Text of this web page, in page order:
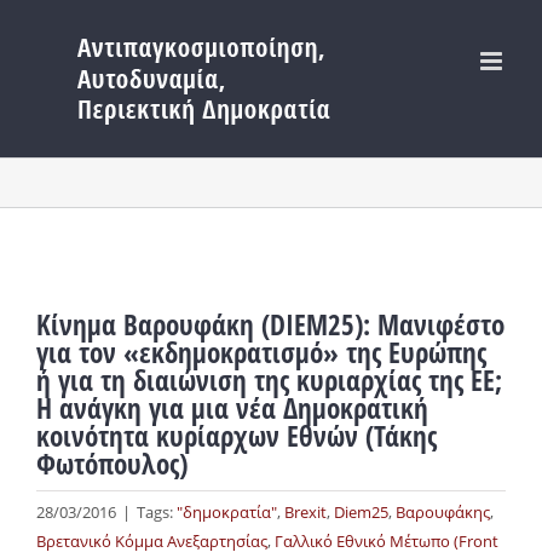
περιεχόμενο
Κίνημα Βαρουφάκη (DIEM25): Μανιφέστο
για τον «εκδημοκρατισμό» της Ευρώπης
ή για τη διαιώνιση της κυριαρχίας της ΕΕ;
Η ανάγκη για μια νέα Δημοκρατική
κοινότητα κυρίαρχων Εθνών (Τάκης
Φωτόπουλος)
28/03/2016 | Tags:"δημοκρατία", Brexit, Diem25, Βαρουφάκης,
Βρετανικό Κόμμα Ανεξαρτησίας, Γαλλικό Εθνικό Μέτωπο (Front